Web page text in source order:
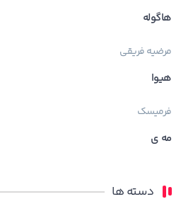
هاگوله
مرضیه فریقی
هیوا
فرمیسک
مه ی
دسته ها